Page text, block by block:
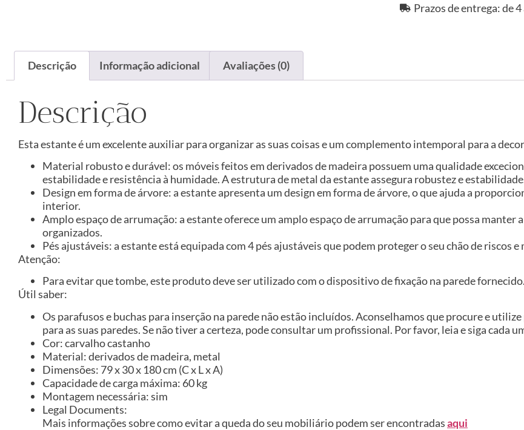
Prazos de entrega: de
Descrição Informação adicional Avaliações (0)
Descrição
Esta estante é um excelente auxiliar para organizar as suas coisas e um complemento intemporal para a
Material robusto e durável: os móveis feitos em derivados de madeira possuem uma qualidade
estabilidade e resistência à humidade. A estrutura de metal da estante assegura robustez e
Design em forma de árvore: a estante apresenta um design em forma de árvore, o que ajuda a
interior.
Amplo espaço de arrumação: a estante oferece um amplo espaço de arrumação para que possa manter
organizados.
Pés ajustáveis: a estante está equipada com 4 pés ajustáveis que podem proteger o seu chão de riscos
Atenção:
Para evitar que tombe, este produto deve ser utilizado com o dispositivo de fixação na parede fornecido.
Útil saber:
Os parafusos e buchas para inserção na parede não estão incluídos. Aconselhamos que procure e
para as suas paredes. Se não tiver a certeza, pode consultar um profissional. Por favor, leia e siga cada
Cor: carvalho castanho
Material: derivados de madeira, metal
Dimensões: 79 x 30 x 180 cm (C x L x A)
Capacidade de carga máxima: 60 kg
Montagem necessária: sim
Legal Documents:
Mais informações sobre como evitar a queda do seu mobiliário podem ser encontradasaqui